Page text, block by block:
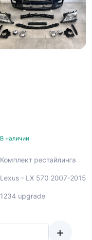
В наличии
Комплект рестайлинга
Lexus - LX 570 2007-2015
1234 upgrade
+